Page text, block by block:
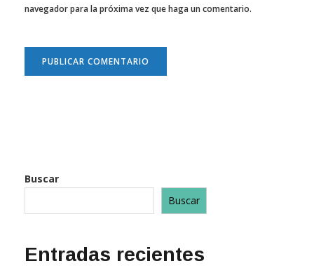
navegador para la próxima vez que haga un comentario.
Buscar
Buscar
Entradas recientes